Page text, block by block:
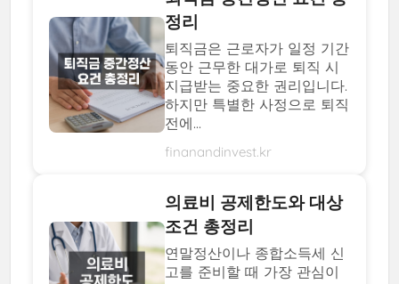
정리
퇴직금은 근로자가 일정 기간
동안 근무한 대가로 퇴직 시
지급받는 중요한 권리입니다.
하지만 특별한 사정으로 퇴직
전에...
finanandinvest.kr
의료비 공제한도와 대상
조건 총정리
연말정산이나 종합소득세 신
고를 준비할 때 가장 관심이